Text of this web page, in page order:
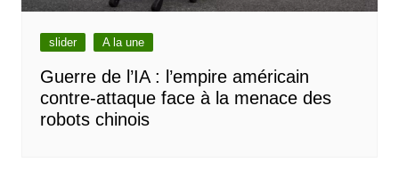
slider A la une
Guerre de l’IA : l’empire américain
contre-attaque face à la menace des
robots chinois